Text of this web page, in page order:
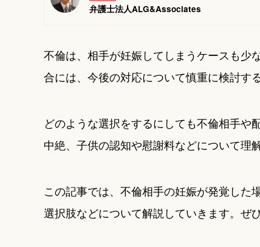
弁護士法人ALG&Associates
不倫は、相手が妊娠してしまうケースも少
合には、今後の対応について慎重に検討す
どのような選択をするにしても不倫相手や
中絶、子供の認知や慰謝料などについて理
この記事では、不倫相手の妊娠が発覚した
選択肢などについて解説していきます。ぜ